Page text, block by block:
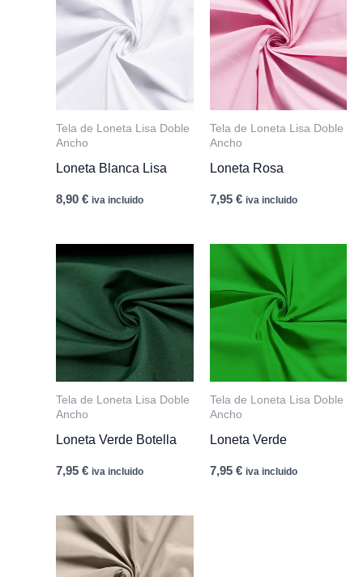
Tela de Loneta Lisa Doble
Ancho
Loneta Blanca Lisa
8,90€ iva incluido
Tela de Loneta Lisa Doble
Ancho
Loneta Rosa
7,95 € iva incluido
Tela de Loneta Lisa Doble
Ancho
Loneta Verde Botella
7,95€ iva incluido
Tela de Loneta Lisa Doble
Ancho
Loneta Verde
7,95 € iva incluido